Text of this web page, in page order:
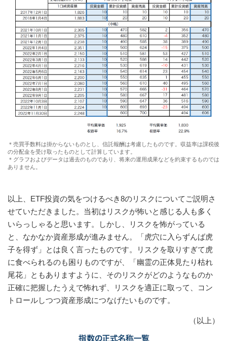
＊売買手数料は掛からないものとし、信託報酬は考慮したものです。収益率は課税後
の分配金を受け取ったものとして計算しています。
＊グラフおよびデータは過去のものであり、将来の運用成果などを約束するものでは
ありません。
以上、ETF投資の気をつけるべき8のリスクについてご説明さ
せていただきました。当初はリスクが怖いと感じる人も多く
いらっしゃると思います。しかし、リスクを怖がっている
と、なかなか資産形成が進みません。「虎穴に入らずんば虎
子を得ず」とは良く言ったものです。リスクを取りすぎて虎
に食べられるのも困りものですが、「幽霊の正体見たり枯れ
尾花」ともありますように、そのリスクがどのようなものか
正確に把握したうえで怖れず、リスクを適正に取って、コン
トロールしつつ資産形成につなげたいものです。
（以上）